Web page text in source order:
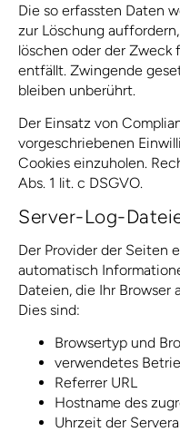
Die so erfassten Daten
zur Löschung
löschen oder der Zweck
entfällt. Zwingende
bleiben unberührt.
Der Einsatz von
vorgeschriebenen
Cookies einzuholen.
Abs. 1 lit. c DSGVO.
Server-Log-
Der Provider der Seiten
automatisch
Dateien, die Ihr Browser
Dies sind:
Browsertyp und
verwendetes
Referrer URL
Hostname des
Uhrzeit der